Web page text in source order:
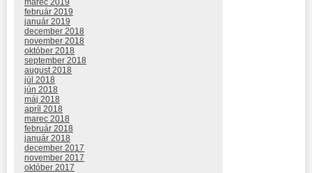
marec 2019
február 2019
január 2019
december 2018
november 2018
október 2018
september 2018
august 2018
júl 2018
jún 2018
máj 2018
apríl 2018
marec 2018
február 2018
január 2018
december 2017
november 2017
október 2017